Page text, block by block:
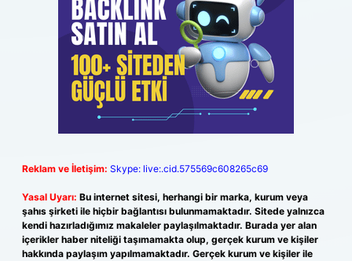
Reklam ve İletişim: Skype: live:.cid.575569c608265c69
Yasal Uyarı: Bu internet sitesi, herhangi bir marka, kurum veya
şahıs şirketi ile hiçbir bağlantısı bulunmamaktadır. Sitede yalnızca
kendi hazırladığımız makaleler paylaşılmaktadır. Burada yer alan
içerikler haber niteliği taşımamakta olup, gerçek kurum ve kişiler
hakkında paylaşım yapılmamaktadır. Gerçek kurum ve kişiler ile